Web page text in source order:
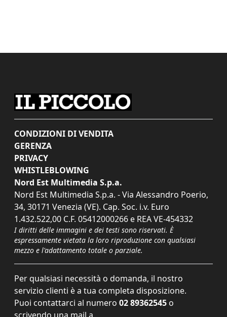
CONDIZIONI DI VENDITA
GERENZA
PRIVACY
WHISTLEBLOWING
Nord Est Multimedia S.p.a.
Nord Est Multimedia S.p.a. - Via Alessandro Poerio,
34, 30171 Venezia (VE). Cap. Soc. i.v. Euro
1.432.522,00 C.F. 05412000266 e REA VE-454332
I diritti delle immagini e dei testi sono riservati. È
espressamente vietata la loro riproduzione con qualsiasi
mezzo e l'adattamento totale o parziale.
Per qualsiasi necessità o domanda, il nostro
servizio clienti è a tua completa disposizione.
Puoi contattarci al numero 02 89362545 o